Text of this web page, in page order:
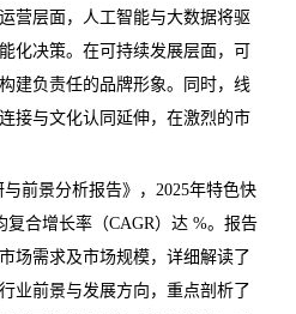
营层面，人工智能与大数据将驱
化决策。在可持续发展层面，可
建负责任的品牌形象。同时，线
接与文化认同延伸，在激烈的市
与前景分析报告》，2025年特色快
合增长率（CAGR）达 %。报告
场需求及市场规模，详细解读了
业前景与发展方向，重点剖析了